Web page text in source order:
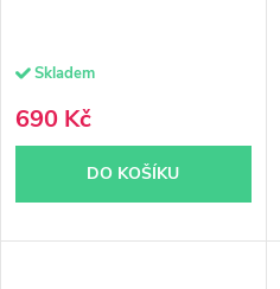
Skladem
690 Kč
DO KOŠÍKU